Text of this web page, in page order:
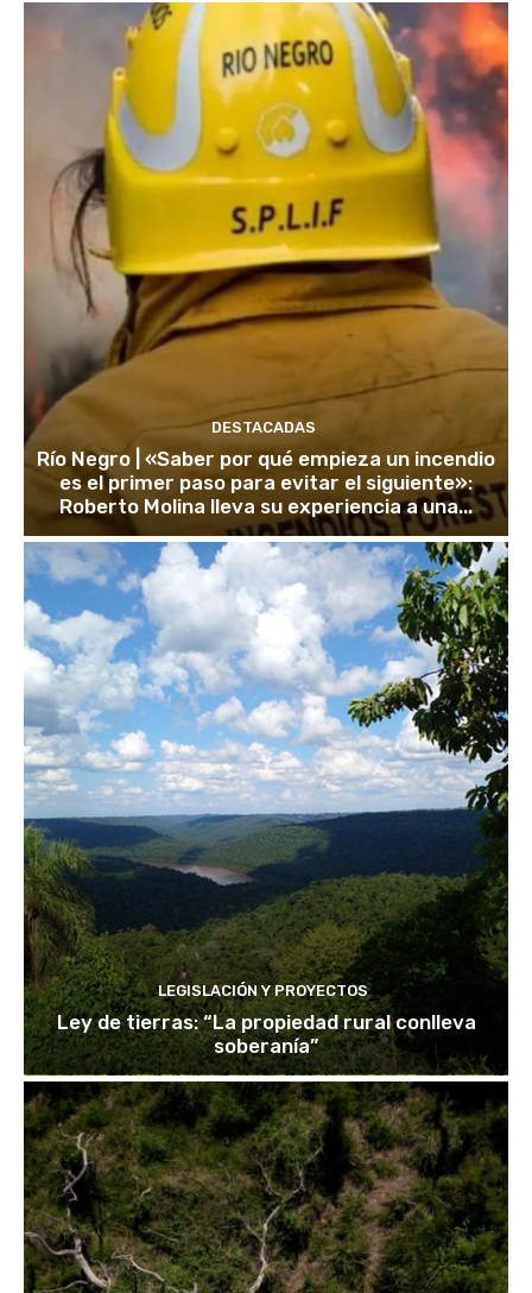
DESTACADAS
Río Negro | «Saber por qué empieza un incendio
es el primer paso para evitar el siguiente»:
Roberto Molina lleva su experiencia a una...
LEGISLACIÓN Y PROYECTOS
Ley de tierras: “La propiedad rural conlleva
soberanía”